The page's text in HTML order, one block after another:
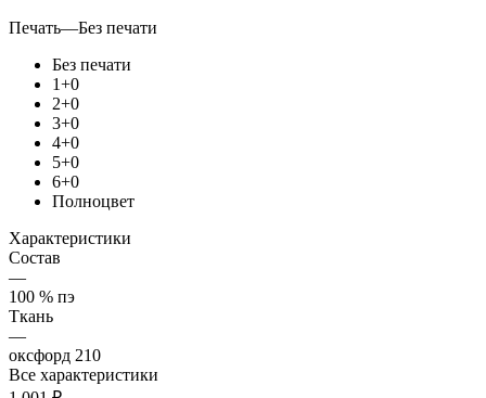
Печать—Без печати
Без печати
1+0
2+0
3+0
4+0
5+0
6+0
Полноцвет
Характеристики
Состав
—
100 % пэ
Ткань
—
оксфорд 210
Все характеристики